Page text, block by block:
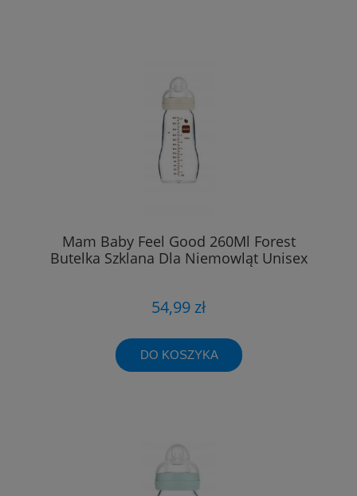
Mam Baby Feel Good 260Ml Forest
Butelka Szklana Dla Niemowląt Unisex
54,99 zł
DO KOSZYKA